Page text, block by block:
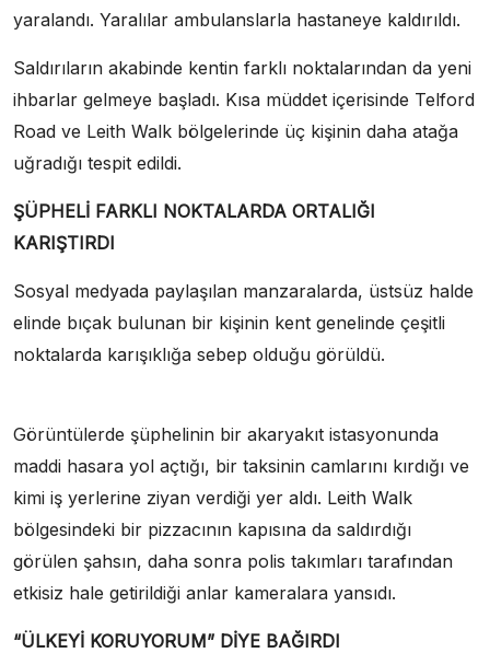
yaralandı. Yaralılar ambulanslarla hastaneye kaldırıldı.
Saldırıların akabinde kentin farklı noktalarından da yeni
ihbarlar gelmeye başladı. Kısa müddet içerisinde Telford
Road ve Leith Walk bölgelerinde üç kişinin daha atağa
uğradığı tespit edildi.
ŞÜPHELİ FARKLI NOKTALARDA ORTALIĞI
KARIŞTIRDI
Sosyal medyada paylaşılan manzaralarda, üstsüz halde
elinde bıçak bulunan bir kişinin kent genelinde çeşitli
noktalarda karışıklığa sebep olduğu görüldü.
Görüntülerde şüphelinin bir akaryakıt istasyonunda
maddi hasara yol açtığı, bir taksinin camlarını kırdığı ve
kimi iş yerlerine ziyan verdiği yer aldı. Leith Walk
bölgesindeki bir pizzacının kapısına da saldırdığı
görülen şahsın, daha sonra polis takımları tarafından
etkisiz hale getirildiği anlar kameralara yansıdı.
“ÜLKEYİ KORUYORUM” DİYE BAĞIRDI